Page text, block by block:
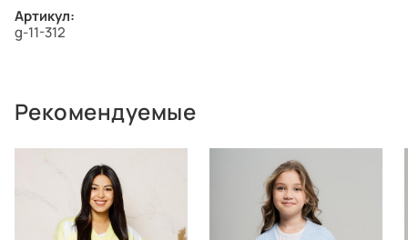
Артикул:
g-11-312
Рекомендуемые